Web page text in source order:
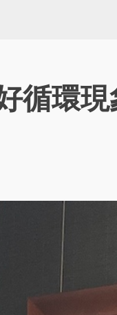
循環現